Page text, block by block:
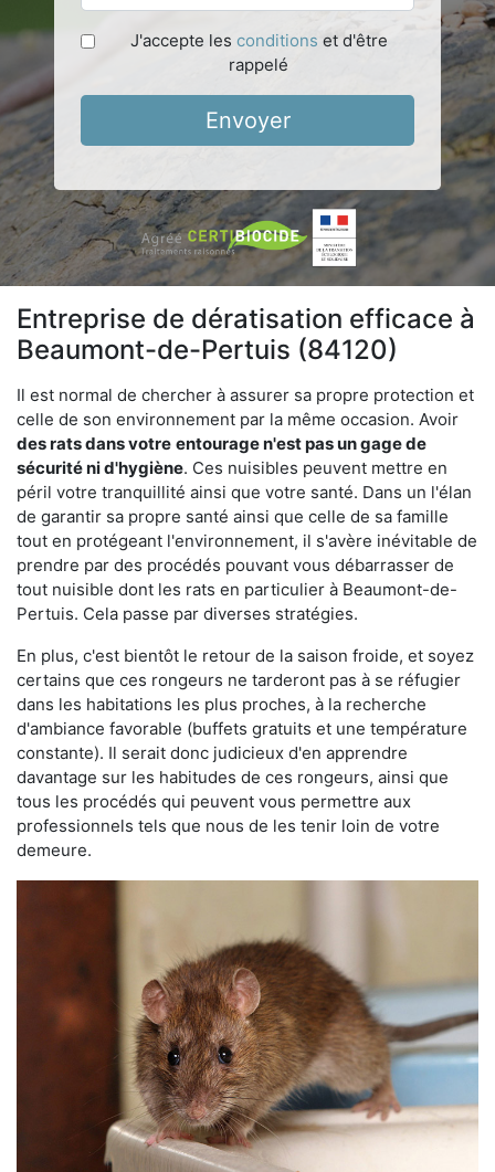
J'accepte les conditions et d'être
rappelé
Envoyer
Entreprise de dératisation efficace à
Beaumont-de-Pertuis (84120)
Il est normal de chercher à assurer sa propre protection et
celle de son environnement par la même occasion. Avoir
des rats dans votre entourage n'est pas un gage de
sécurité ni d'hygiène. Ces nuisibles peuvent mettre en
péril votre tranquillité ainsi que votre santé. Dans un l'élan
de garantir sa propre santé ainsi que celle de sa famille
tout en protégeant l'environnement, il s'avère inévitable de
prendre par des procédés pouvant vous débarrasser de
tout nuisible dont les rats en particulier à Beaumont-de-
Pertuis. Cela passe par diverses stratégies.
En plus, c'est bientôt le retour de la saison froide, et soyez
certains que ces rongeurs ne tarderont pas à se réfugier
dans les habitations les plus proches, à la recherche
d'ambiance favorable (buffets gratuits et une température
constante). Il serait donc judicieux d'en apprendre
davantage sur les habitudes de ces rongeurs, ainsi que
tous les procédés qui peuvent vous permettre aux
professionnels tels que nous de les tenir loin de votre
demeure.